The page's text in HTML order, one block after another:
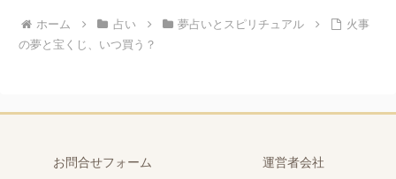
ホーム 占い 夢占いとスピリチュアル
火事
の夢と宝くじ、いつ買う？
お問合せフォーム
運営者会社